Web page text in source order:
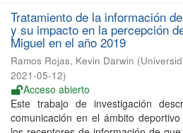
Tratamiento de la información
y su impacto en la percepción
Miguel en el año 2019
Ramos Rojas, Kevin Darwin (
2021-05-12)
Acceso abierto
Este trabajo de investigación
comunicación en el ámbito